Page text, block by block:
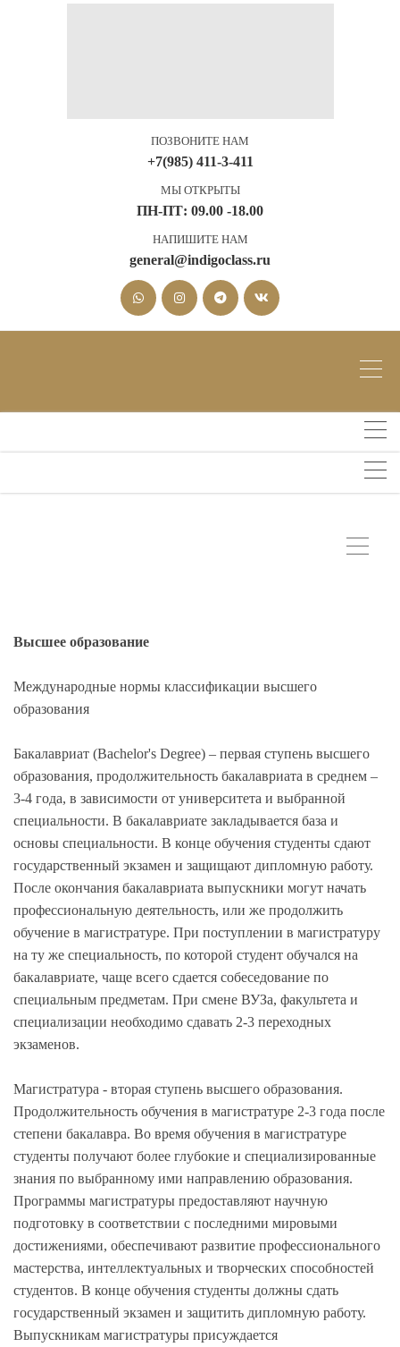
ПОЗВОНИТЕ НАМ
+7(985) 411-3-411
МЫ ОТКРЫТЫ
ПН-ПТ: 09.00 -18.00
НАПИШИТЕ НАМ
general@indigoclass.ru
Высшее образование
Международные нормы классификации высшего
образования
Бакалавриат (Bachelor's Degree) – первая ступень высшего
образования, продолжительность бакалавриата в среднем –
3-4 года, в зависимости от университета и выбранной
специальности. В бакалавриате закладывается база и
основы специальности. В конце обучения студенты сдают
государственный экзамен и защищают дипломную работу.
После окончания бакалавриата выпускники могут начать
профессиональную деятельность, или же продолжить
обучение в магистратуре. При поступлении в магистратуру
на ту же специальность, по которой студент обучался на
бакалавриате, чаще всего сдается собеседование по
специальным предметам. При смене ВУЗа, факультета и
специализации необходимо сдавать 2-3 переходных
экзаменов.
Магистратура - вторая ступень высшего образования.
Продолжительность обучения в магистратуре 2-3 года после
степени бакалавра. Во время обучения в магистратуре
студенты получают более глубокие и специализированные
знания по выбранному ими направлению образования.
Программы магистратуры предоставляют научную
подготовку в соответствии с последними мировыми
достижениями, обеспечивают развитие профессионального
мастерства, интеллектуальных и творческих способностей
студентов. В конце обучения студенты должны сдать
государственный экзамен и защитить дипломную работу.
Выпускникам магистратуры присуждается